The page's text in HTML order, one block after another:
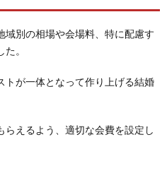
別の相場や会場料、特に配慮す
。
トが一体となって作り上げる結婚
えるよう、適切な会費を設定し